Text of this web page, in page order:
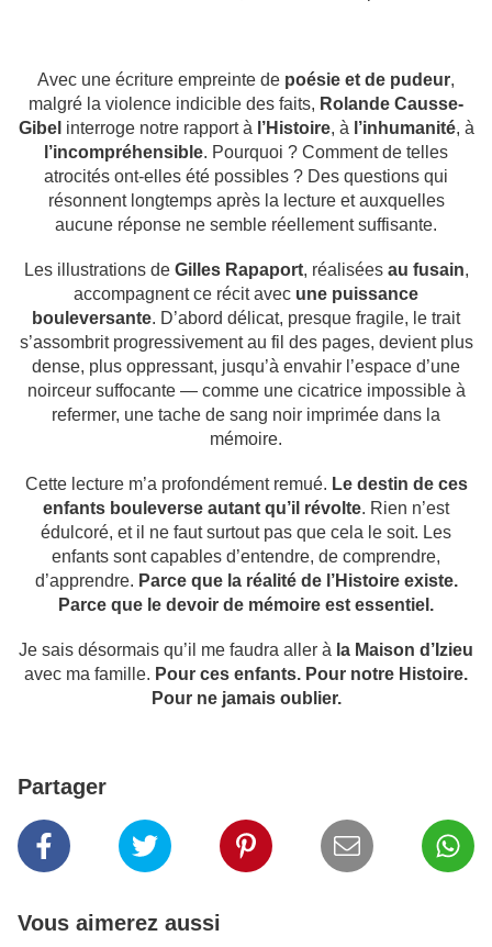
Avec une écriture empreinte de poésie et de pudeur,
malgré la violence indicible des faits, Rolande Causse-
Gibel interroge notre rapport à l’Histoire, à l’inhumanité, à
l’incompréhensible. Pourquoi ? Comment de telles
atrocités ont-elles été possibles ? Des questions qui
résonnent longtemps après la lecture et auxquelles
aucune réponse ne semble réellement suffisante.
Les illustrations de Gilles Rapaport, réalisées au fusain,
accompagnent ce récit avec une puissance
bouleversante. D’abord délicat, presque fragile, le trait
s’assombrit progressivement au fil des pages, devient plus
dense, plus oppressant, jusqu’à envahir l’espace d’une
noirceur suffocante — comme une cicatrice impossible à
refermer, une tache de sang noir imprimée dans la
mémoire.
Cette lecture m’a profondément remué. Le destin de ces
enfants bouleverse autant qu’il révolte. Rien n’est
édulcoré, et il ne faut surtout pas que cela le soit. Les
enfants sont capables d’entendre, de comprendre,
d’apprendre. Parce que la réalité de l’Histoire existe.
Parce que le devoir de mémoire est essentiel.
Je sais désormais qu’il me faudra aller à la Maison d’Izieu
avec ma famille. Pour ces enfants. Pour notre Histoire.
Pour ne jamais oublier.
Partager
Vous aimerez aussi